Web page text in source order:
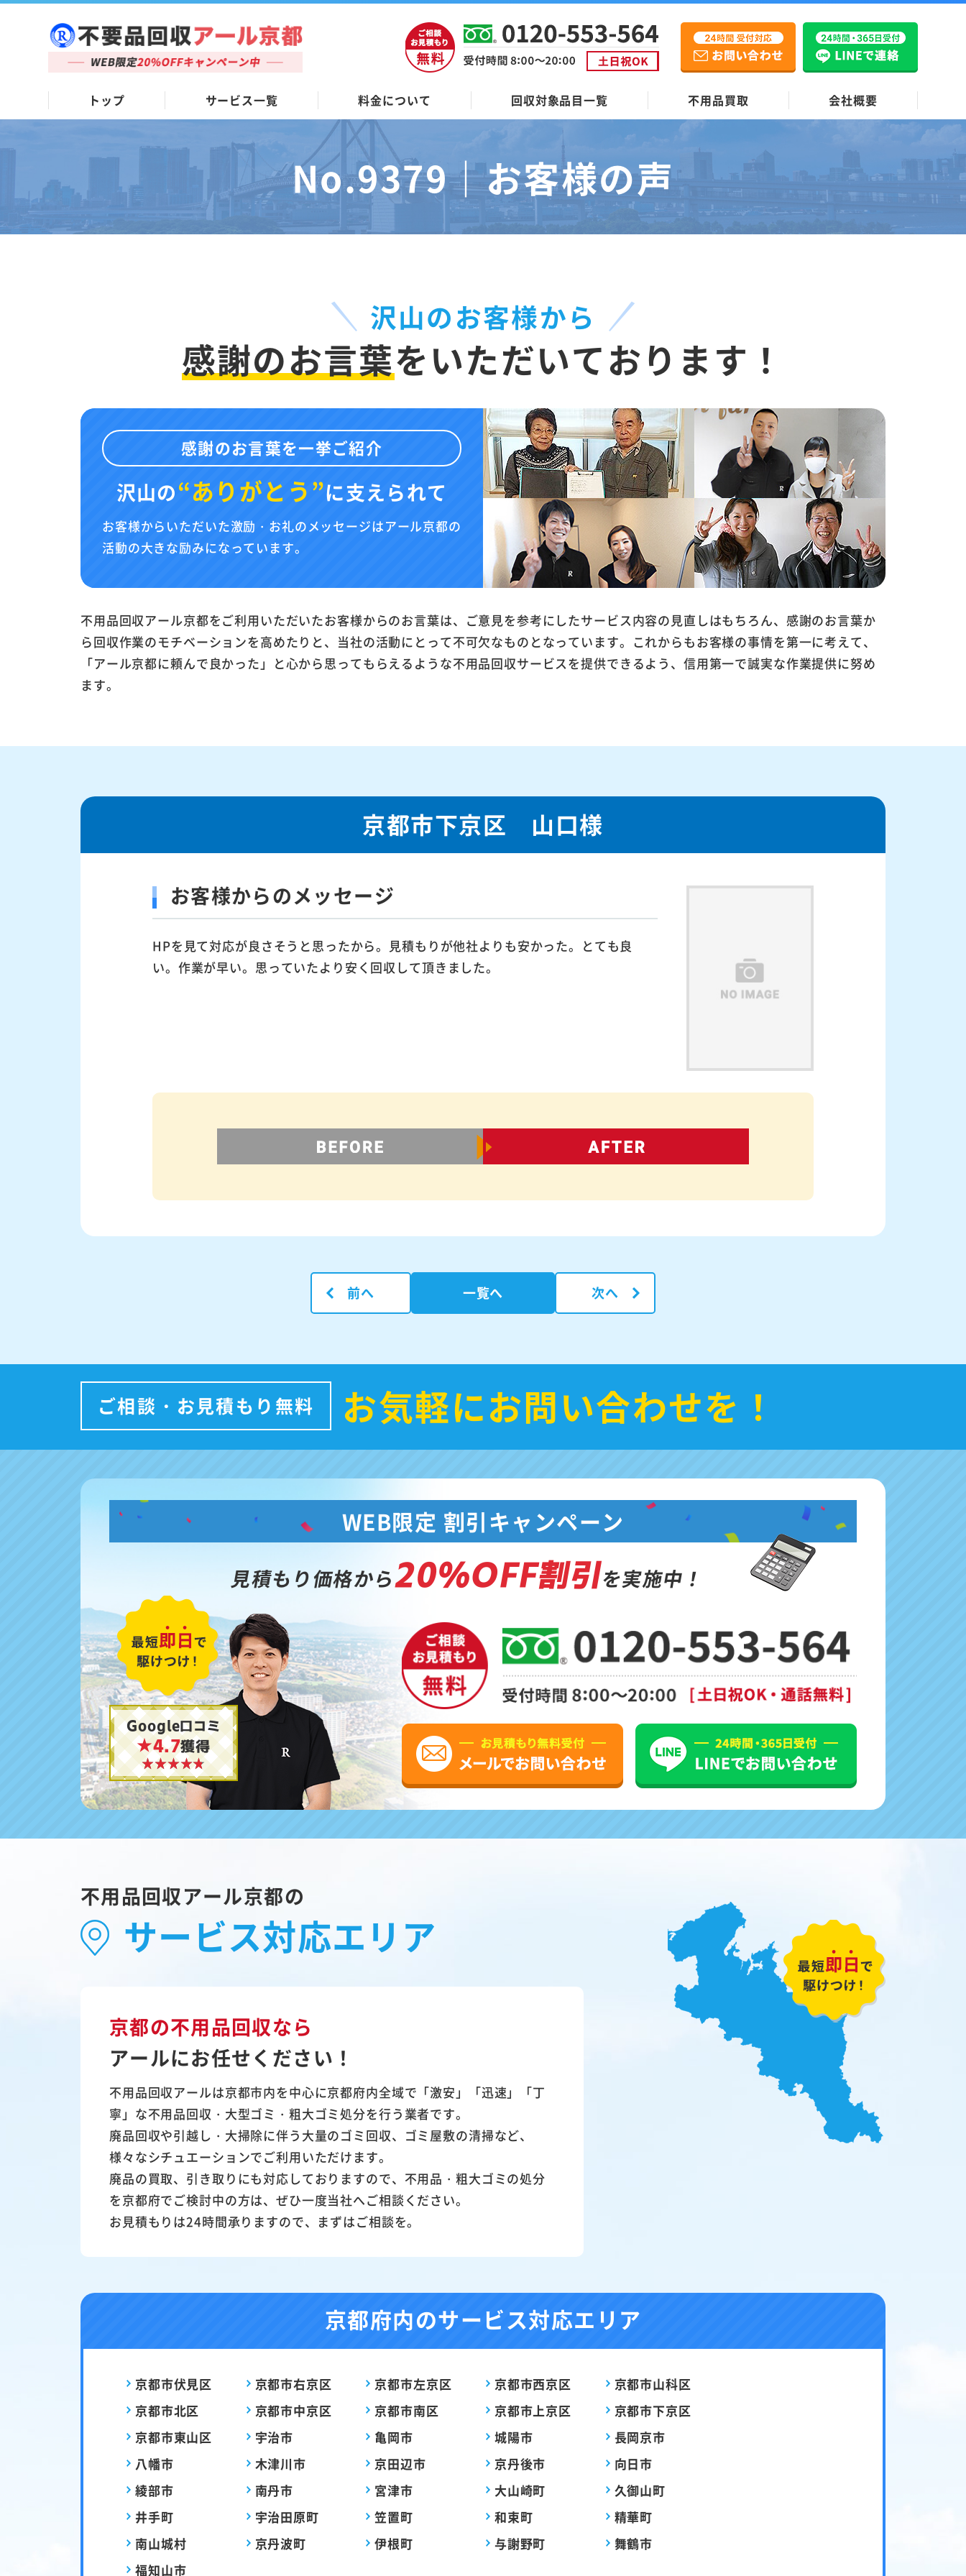
トップ サービス一覧 料金について 回収対象品目一覧 不用品買取 会社概要
No.9379｜お客様の声
沢山のお客様から
感謝のお言葉をいただいております！
感謝のお言葉を一挙ご紹介
沢山の“ありがとう”に支えられて
お客様からいただいた激励・お礼のメッセージはアール京都の
活動の大きな励みになっています。
不用品回収アール京都をご利用いただいたお客様からのお言葉は、ご意見を参考にしたサービス内容の見直しはもちろん、感謝のお言葉か
ら回収作業のモチベーションを高めたりと、当社の活動にとって不可欠なものとなっています。これからもお客様の事情を第一に考えて、
「アール京都に頼んで良かった」と心から思ってもらえるような不用品回収サービスを提供できるよう、信用第一で誠実な作業提供に努め
ます。
京都市下京区 山口様
お客様からのメッセージ
HPを見て対応が良さそうと思ったから。見積もりが他社よりも安かった。とても良
い。作業が早い。思っていたより安く回収して頂きました。
前へ 一覧へ 次へ
ご相談・お見積もり無料 お気軽にお問い合わせを！
Google口コミ
★4.7獲得
WEB限定 割引キャンペーン
見積もり価格から20%OFF割引を実施中！
不用品回収アール京都の
サービス対応エリア
京都の不用品回収なら
アールにお任せください！
不用品回収アールは京都市内を中心に京都府内全域で「激安」「迅速」「丁
寧」な不用品回収・大型ゴミ・粗大ゴミ処分を行う業者です。
廃品回収や引越し・大掃除に伴う大量のゴミ回収、ゴミ屋敷の清掃など、
様々なシチュエーションでご利用いただけます。
廃品の買取、引き取りにも対応しておりますので、不用品・粗大ゴミの処分
を京都府でご検討中の方は、ぜひ一度当社へご相談ください。
お見積もりは24時間承りますので、まずはご相談を。
京都府内のサービス対応エリア
京都市伏見区 京都市右京区 京都市左京区 京都市西京区
京都市山科区
京都市北区
京都市中京区 京都市南区 京都市上京区
京都市下京区
京都市東山区
宇治市 亀岡市 城陽市
長岡京市
八幡市
木津川市 京田辺市 京丹後市
向日市
綾部市
南丹市 宮津市 大山崎町
久御山町
井手町
宇治田原町 笠置町 和束町
精華町
南山城村
京丹波町 伊根町 与謝野町
舞鶴市
福知山市